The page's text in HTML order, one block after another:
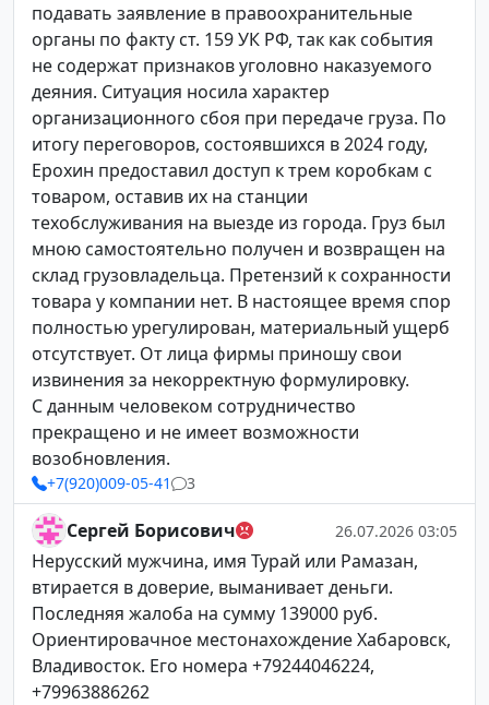
подавать заявление в правоохранительные
органы по факту ст. 159 УК РФ, так как события
не содержат признаков уголовно наказуемого
деяния. Ситуация носила характер
организационного сбоя при передаче груза. По
итогу переговоров, состоявшихся в 2024 году,
Ерохин предоставил доступ к трем коробкам с
товаром, оставив их на станции
техобслуживания на выезде из города. Груз был
мною самостоятельно получен и возвращен на
склад грузовладельца. Претензий к сохранности
товара у компании нет. В настоящее время спор
полностью урегулирован, материальный ущерб
отсутствует. От лица фирмы приношу свои
извинения за некорректную формулировку.
С данным человеком сотрудничество
прекращено и не имеет возможности
возобновления.
+7(920)009-05-41 3
Сергей Борисович 26.07.2026 03:05
Нерусский мужчина, имя Турай или Рамазан,
втирается в доверие, выманивает деньги.
Последняя жалоба на сумму 139000 руб.
Ориентировачное местонахождение Хабаровск,
Владивосток. Его номера +79244046224,
+79963886262